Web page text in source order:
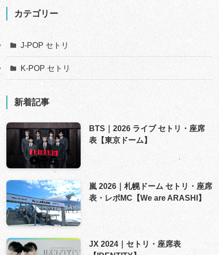
カテゴリー
J-POP セトリ
K-POP セトリ
新着記事
BTS｜2026 ライブ セトリ・座席
表【東京ドーム】
嵐 2026｜札幌ドーム セトリ・座席
表・レポMC【We are ARASHI】
JX 2024｜セトリ・座席表